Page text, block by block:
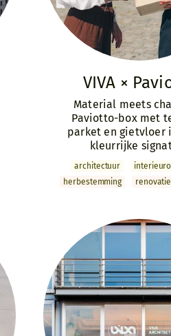
VIVA ×
Material meets
Paviotto-box met
parket en gietvloer
kleurrijke
archi­tectuur
herbestemming
renovatie